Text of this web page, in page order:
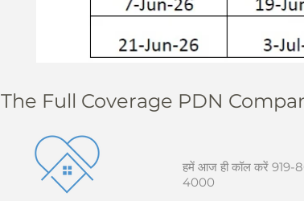
The Full Coverage PDN
हमें आज ही कॉल करें 919-
4000